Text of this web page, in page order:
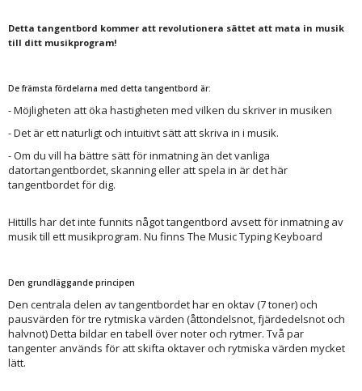
Detta tangentbord kommer att revolutionera sättet att mata in musik
till ditt musikprogram!
De främsta fördelarna med detta tangentbord är:
- Möjligheten att öka hastigheten med vilken du skriver in musiken
- Det är ett naturligt och intuitivt sätt att skriva in i musik.
- Om du vill ha bättre sätt för inmatning än det vanliga
datortangentbordet, skanning eller att spela in är det här
tangentbordet för dig.
Hittills har det inte funnits något tangentbord avsett för inmatning av
musik till ett musikprogram. Nu finns The Music Typing Keyboard
Den grundläggande principen
Den centrala delen av tangentbordet har en oktav (7 toner) och
pausvärden för tre rytmiska värden (åttondelsnot, fjärdedelsnot och
halvnot) Detta bildar en tabell över noter och rytmer. Två par
tangenter används för att skifta oktaver och rytmiska värden mycket
lätt.